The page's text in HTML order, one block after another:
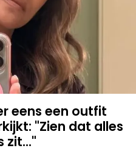
eens een outfit
"Zien dat alles
zit..."